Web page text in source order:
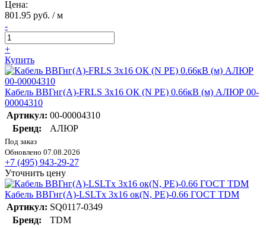
Цена:
801.95 руб. / м
-
+
Купить
Кабель ВВГнг(А)-FRLS 3х16 ОК (N PE) 0.66кВ (м) АЛЮР 00-
00004310
Артикул: 00-00004310
Бренд:
АЛЮР
Под заказ
Обновлено 07.08.2026
+7 (495) 943-29-27
Уточнить цену
Кабель ВВГнг(А)-LSLTx 3х16 ок(N, PE)-0.66 ГОСТ TDM
Артикул: SQ0117-0349
Бренд:
TDM